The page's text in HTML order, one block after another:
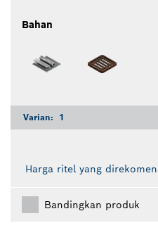
Bahan
Varian: 1
Harga ritel yang
Bandingkan produk